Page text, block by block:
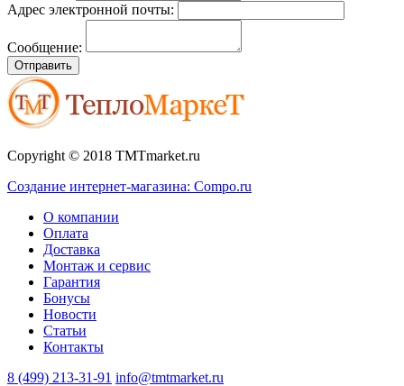
Адрес электронной почты:
Сообщение:
Отправить
Copyright © 2018 TMTmarket.ru
Создание интернет-магазина: Compo.ru
О компании
Оплата
Доставка
Монтаж и сервис
Гарантия
Бонусы
Новости
Статьи
Контакты
8 (499) 213-31-91 info@tmtmarket.ru